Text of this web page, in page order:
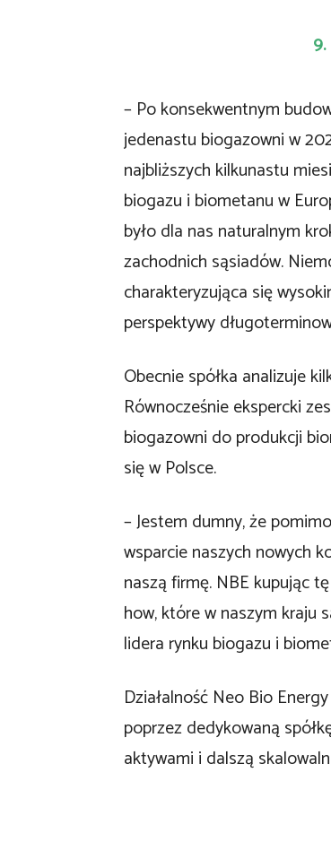
– Po konsekwentnym
jedenastu biogazowni w
najbliższych kilkunastu
biogazu i biometanu w
było dla nas naturalnym
zachodnich sąsiadów.
charakteryzująca się
perspektywy
Obecnie spółka analizuje
Równocześnie ekspercki
biogazowni do produkcji
się w Polsce.
– Jestem dumny, że
wsparcie naszych nowych
naszą firmę. NBE kupując
how, które w naszym kraju
lidera rynku biogazu i
Działalność Neo Bio
poprzez dedykowaną
aktywami i dalszą